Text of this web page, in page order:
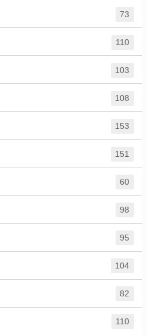
73
110
103
108
153
151
60
98
95
104
82
110